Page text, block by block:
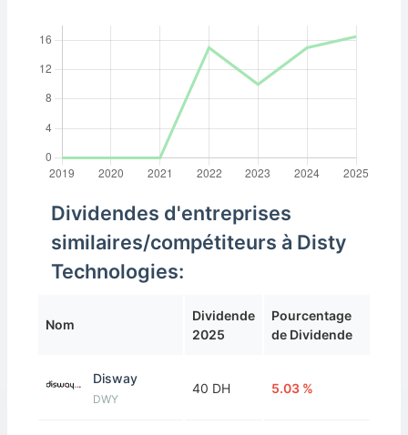
Dividendes d'entreprises
similaires/compétiteurs à Disty
Technologies:
Nom
Dividende
2025
Pourcentage
de Dividende
Disway
DWY
40 DH 5.03 %